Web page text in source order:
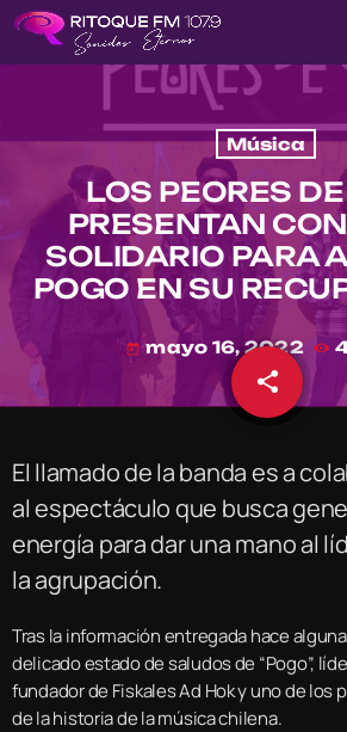
Música
LOS PEORES
PRESENTAN
SOLIDARIO PARA
POGO EN SU
today mayo 16, 2022
share
email
El llamado de la banda es a
al espectáculo que busca
energía para dar una mano al
la agrupación.
Tras la información entregada hace
delicado estado de saludos de “Pogo”,
fundador de Fiskales Ad Hok y uno de los
de la historia de la música chilena.